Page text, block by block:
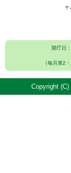
〒
開庁日
（毎月第2
Copyright (C)